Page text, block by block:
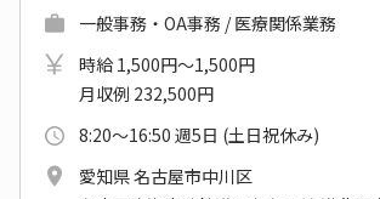
一般事務・OA事務 / 医療関係業務
時給 1,500円～1,500円
月収例 232,500円
8:20～16:50 週5日 (土日祝休み)
愛知県 名古屋市中川区